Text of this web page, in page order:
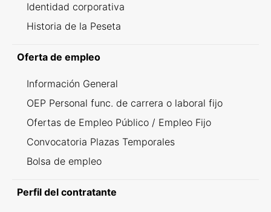
Identidad corporativa
Historia de la Peseta
Oferta de empleo
Información General
OEP Personal func. de carrera o laboral fijo
Ofertas de Empleo Público / Empleo Fijo
Convocatoria Plazas Temporales
Bolsa de empleo
Perfil del contratante